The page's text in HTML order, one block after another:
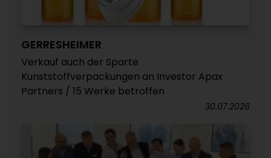
GERRESHEIMER
Verkauf auch der Sparte
Kunststoffverpackungen an Investor Apax
Partners / 15 Werke betroffen
30.07.2026